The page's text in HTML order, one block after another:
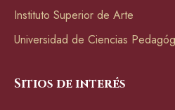
Instituto Superior de Arte
Universidad de Ciencias
Sitios de interés